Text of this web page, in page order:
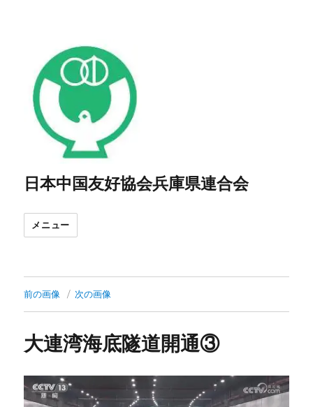
日本中国友好協会兵庫県連合会
メニュー
前の画像 次の画像
大連湾海底隧道開通③